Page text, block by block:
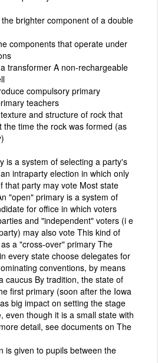
brighter component of a double
components that operate under
transformer A non-rechargeable
compulsory primary
teachers
and structure of rock that
the time the rock was formed (as
is a system of selecting a party's
intraparty election in which only
that party may vote Most state
"open" primary is a system of
for office in which voters
and "independent" voters (i e
may also vote This kind of
a "cross-over" primary The
every state choose delegates for
conventions, by means
caucus By tradition, the state of
first primary (soon after the Iowa
big impact on setting the stage
even though it is a small state with
detail, see documents on The
is given to pupils between the